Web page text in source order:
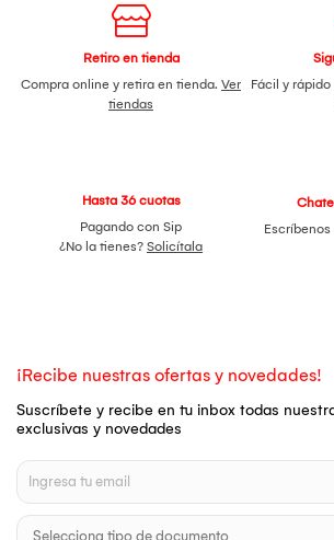
Retiro en tienda
Compra online y retira en tienda. Ver
tiendas
Fácil y rápido
Hasta 36 cuotas
Pagando con Sip
¿No la tienes? Solicítala
¡Recibe nuestras ofertas y novedades!
Suscríbete y recibe en tu inbox todas
exclusivas y novedades